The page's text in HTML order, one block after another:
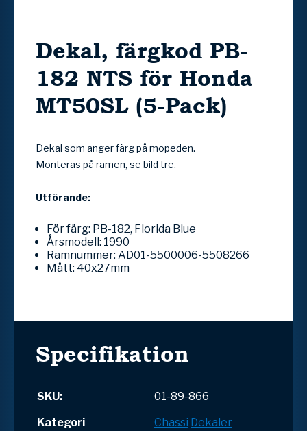
Dekal, färgkod PB-
182 NTS för Honda
MT50SL (5-Pack)
Dekal som anger färg på mopeden.
Monteras på ramen, se bild tre.
Utförande:
För färg: PB-182, Florida Blue
Årsmodell: 1990
Ramnummer: AD01-5500006-5508266
Mått: 40x27mm
Specifikation
SKU:
01-89-866
Kategori
Chassi Dekaler